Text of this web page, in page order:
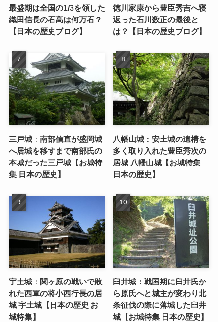
最盛期は全国の1/3を領した
織田信長の石高は何万石？
【日本の歴史ブログ】
徳川家康から豊臣秀吉へ寝
返った石川数正の最後と
は？【日本の歴史ブログ】
三戸城：南部信直が盛岡城
へ居城を移すまで南部氏の
本城だった三戸城【お城特
集 日本の歴史】
八幡山城：安土城の遺構を
多く取り入れた豊臣秀次の
居城 八幡山城【お城特集
日本の歴史】
宇土城：関ヶ原の戦いで敗
れた西軍の将小西行長の居
城 宇土城【日本の歴史 お
城特集】
臼井城：戦国期に臼井氏か
ら原氏へと城主が変わり北
条征伐の際に落城した臼井
城【お城特集 日本の歴史】